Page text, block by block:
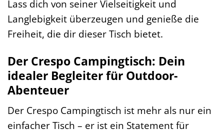
Lass dich von seiner Vielseitigkeit und
Langlebigkeit überzeugen und genieße die
Freiheit, die dir dieser Tisch bietet.
Der Crespo Campingtisch: Dein
idealer Begleiter für Outdoor-
Abenteuer
Der Crespo Campingtisch ist mehr als nur ein
einfacher Tisch – er ist ein Statement für